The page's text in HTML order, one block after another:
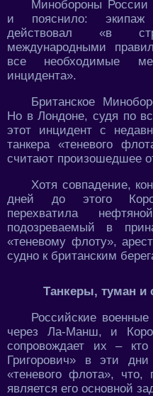
Минобороны России
и пояснило: экипаж
действовал «в
международными
все необходимые
инцидента».
Британское
Но в Лондоне, судя по
этот инцидент с
танкера «теневого
считают произошедшее
Хотя совпадение,
дней до этого
перехватила
подозреваемый в
«теневому флоту»,
судно к британским
Танкеры, туман и
Российские военные
через Ла-Манш, и
сопровождает их –
Григорович» в эти
«теневого флота», что,
является его основной